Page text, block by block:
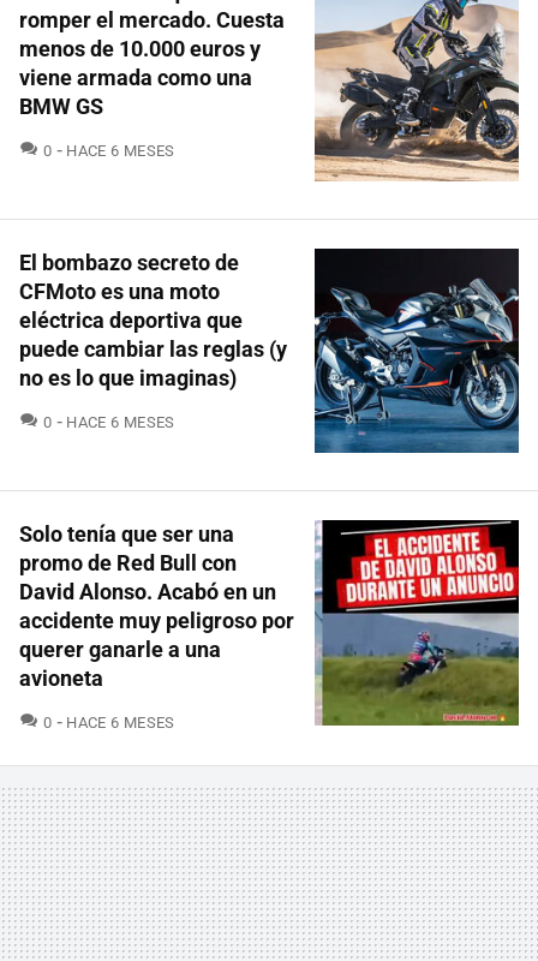
romper el mercado. Cuesta
menos de 10.000 euros y
viene armada como una
BMW GS
0 COMENTARIOS
HACE 6 MESES
El bombazo secreto de
CFMoto es una moto
eléctrica deportiva que
puede cambiar las reglas (y
no es lo que imaginas)
0 COMENTARIOS
HACE 6 MESES
Solo tenía que ser una
promo de Red Bull con
David Alonso. Acabó en un
accidente muy peligroso por
querer ganarle a una
avioneta
0 COMENTARIOS
HACE 6 MESES